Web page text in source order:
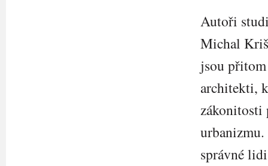
Autoři
Michal
jsou
architekti,
urbanizmu.
správné